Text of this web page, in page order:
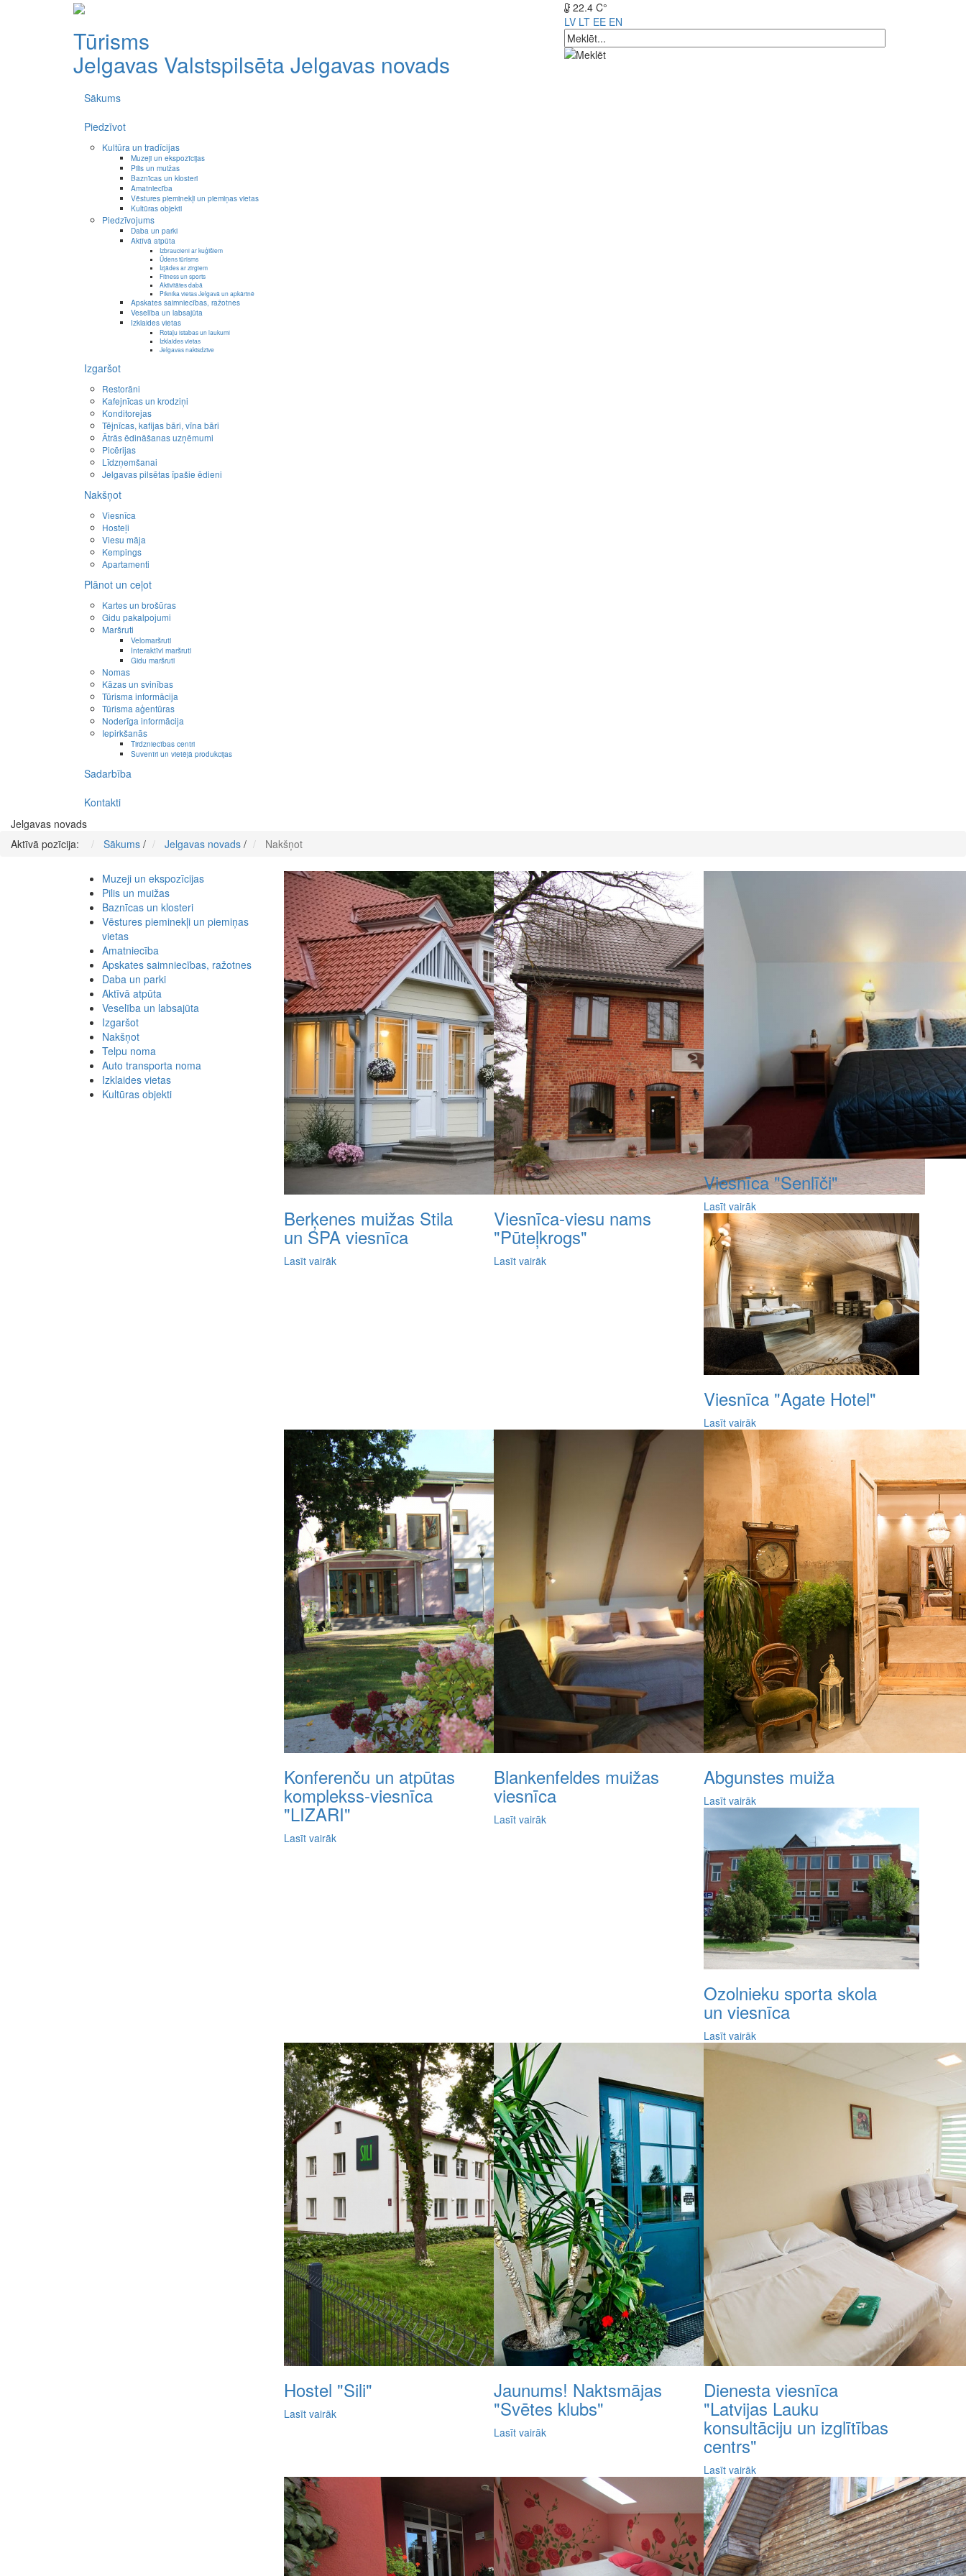
Tūrisms
Jelgavas Valstspilsēta Jelgavas novads
22.4 C°
LV LT EE EN
Sākums
Piedzīvot
Kultūra un tradīcijas
Muzeji un ekspozīcijas
Pilis un muižas
Baznīcas un klosteri
Amatniecība
Vēstures pieminekļi un piemiņas vietas
Kultūras objekti
Piedzīvojums
Daba un parki
Aktīvā atpūta
Izbraucieni ar kuģīšiem
Ūdens tūrisms
Izjādes ar zirgiem
Fitness un sports
Aktivitātes dabā
Piknika vietas Jelgavā un apkārtnē
Apskates saimniecības, ražotnes
Veselība un labsajūta
Izklaides vietas
Rotaļu istabas un laukumi
Izklaides vietas
Jelgavas naktsdzīve
Izgaršot
Restorāni
Kafejnīcas un krodziņi
Konditorejas
Tējnīcas, kafijas bāri, vīna bāri
Ātrās ēdināšanas uzņēmumi
Picērijas
Līdzņemšanai
Jelgavas pilsētas īpašie ēdieni
Nakšņot
Viesnīca
Hosteļi
Viesu māja
Kempings
Apartamenti
Plānot un ceļot
Kartes un brošūras
Gidu pakalpojumi
Maršruti
Velomaršruti
Interaktīvi maršruti
Gidu maršruti
Nomas
Kāzas un svinības
Tūrisma informācija
Tūrisma aģentūras
Noderīga informācija
Iepirkšanās
Tirdzniecības centri
Suvenīri un vietējā produkcijas
Sadarbība
Kontakti
Jelgavas novads
Aktīvā pozīcija:
Sākums / Jelgavas novads / Nakšņot
Muzeji un ekspozīcijas
Pilis un muižas
Baznīcas un klosteri
Vēstures pieminekļi un piemiņas
vietas
Amatniecība
Apskates saimniecības, ražotnes
Daba un parki
Aktīvā atpūta
Veselība un labsajūta
Izgaršot
Nakšņot
Telpu noma
Auto transporta noma
Izklaides vietas
Kultūras objekti
Berķenes muižas Stila
un SPA viesnīca
Lasīt vairāk
Viesnīca-viesu nams
"Pūteļkrogs"
Lasīt vairāk
Viesnīca "Senlīči"
Lasīt vairāk
Viesnīca "Agate Hotel"
Lasīt vairāk
Konferenču un atpūtas
komplekss-viesnīca
"LIZARI"
Lasīt vairāk
Blankenfeldes muižas
viesnīca
Lasīt vairāk
Abgunstes muiža
Lasīt vairāk
Ozolnieku sporta skola
un viesnīca
Lasīt vairāk
Hostel "Sili"
Lasīt vairāk
Jaunums! Naktsmājas
"Svētes klubs"
Lasīt vairāk
Dienesta viesnīca
"Latvijas Lauku
konsultāciju un izglītības
centrs"
Lasīt vairāk